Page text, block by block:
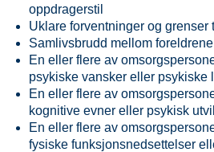
oppdragerstil
Uklare forventninger og grenser
Samlivsbrudd mellom foreldrene
En eller flere av
psykiske vansker eller psykiske
En eller flere av
kognitive evner eller psykisk
En eller flere av
fysiske funksjonsnedsettelser